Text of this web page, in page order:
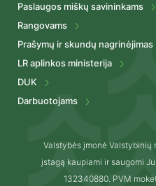
Paslaugos miškų savininkams
Rangovams
Prašymų ir skundų nagrinėjimas
LR aplinkos ministerija
DUK
Darbuotojams
Valstybės įmonė Valstybinių
įstagą kaupiami ir saugomi
132340880. PVM